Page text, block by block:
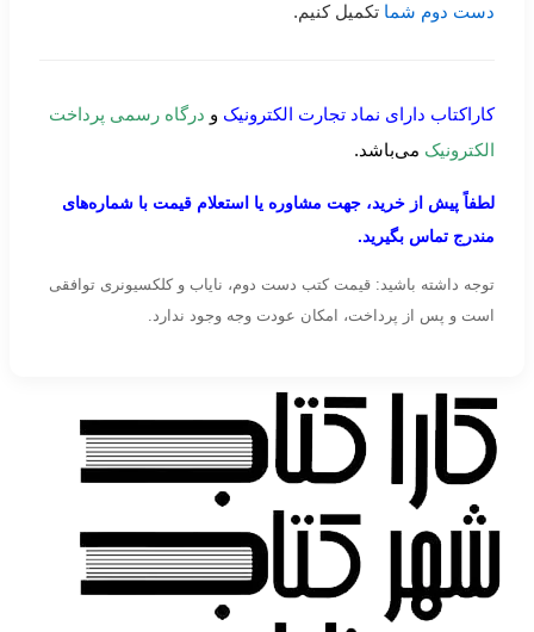
دست دوم شما تکمیل کنیم.
کاراکتاب دارای نماد تجارت الکترونیک و درگاه رسمی پرداخت
الکترونیک می‌باشد.
لطفاً پیش از خرید، جهت مشاوره یا استعلام قیمت با شماره‌های
مندرج تماس بگیرید.
توجه داشته باشید: قیمت کتب دست دوم، نایاب و کلکسیونری توافقی
است و پس از پرداخت، امکان عودت وجه وجود ندارد.